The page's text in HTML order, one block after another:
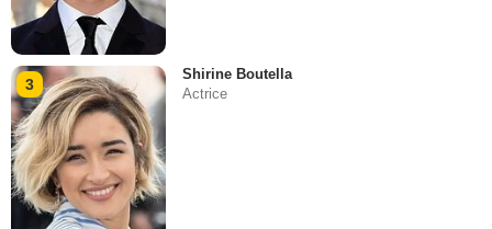
3
Shirine Boutella
Actrice